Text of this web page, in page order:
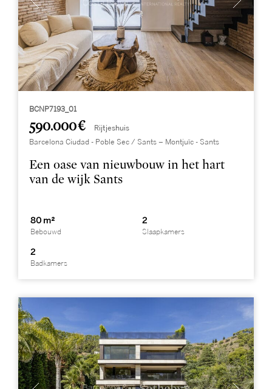
BCNP7193_01
590.000 € Rijtjeshuis
Barcelona Ciudad - Poble Sec / Sants – Montjuïc - Sants
Een oase van nieuwbouw in het hart
van de wijk Sants
80 m²
Bebouwd
2
Slaapkamers
2
Badkamers